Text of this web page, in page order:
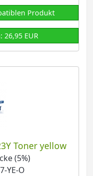
Produkt
26,95 EUR
Toner yellow
(5%)
YE-O